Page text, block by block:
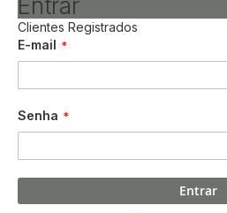
Entrar
Clientes Registrados
E-mail
Senha
Entrar